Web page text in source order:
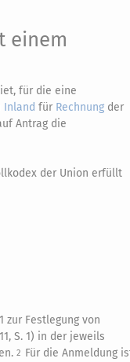
einem
für die eine
Inland für Rechnung der
Antrag die
der Union erfüllt
zur Festlegung von
S. 1) in der jeweils
2 Für die Anmeldung